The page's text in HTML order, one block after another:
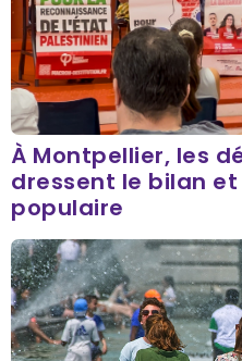
À Montpellier, les
dressent le bilan
populaire